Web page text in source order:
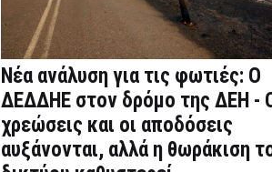
Νέα ανάλυση για τις φωτιές: Ο
ΔΕΔΔΗΕ στον δρόμο της ΔΕΗ -
χρεώσεις και οι αποδόσεις
αυξάνονται, αλλά η θωράκιση